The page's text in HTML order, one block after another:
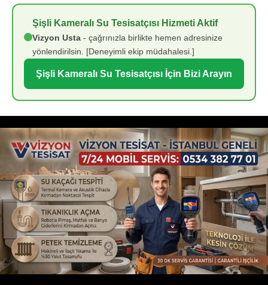
Şişli Kameralı Su Tesisatçısı Hizmeti Aktif
Vizyon Usta - çağrınızla birlikte hemen adresinize
yönlendirilsin. [Deneyimli ekip müdahalesi.]
Şişli Kameralı Su Tesisatçısı İçin Bizi Arayın